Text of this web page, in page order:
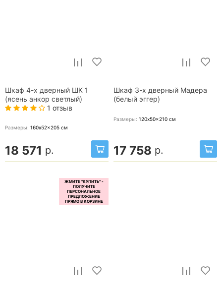
Шкаф 4-х дверный ШК 1
(ясень анкор светлый)
1 отзыв
Размеры: 160x52x205 см
18 571 р.
Шкаф 3-х дверный Мадера
(белый эггер)
Размеры: 120x50x210 см
17 758 р.